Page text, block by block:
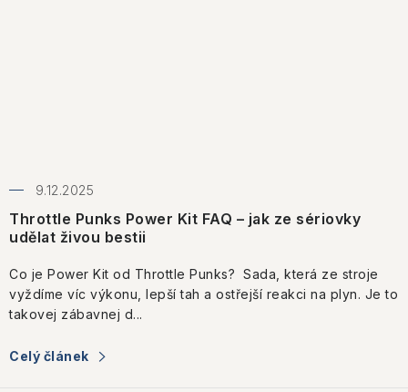
Throttle Punks Power Kit FAQ – jak ze sériovky
udělat živou bestii
9.12.2025
Co je Power Kit od Throttle Punks? Sada, která ze stroje
vyždíme víc výkonu, lepší tah a ostřejší reakci na plyn. Je to
takovej zábavnej d...
Celý článek